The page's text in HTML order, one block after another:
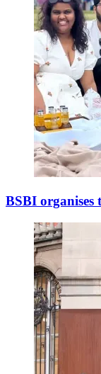
BSBI organises